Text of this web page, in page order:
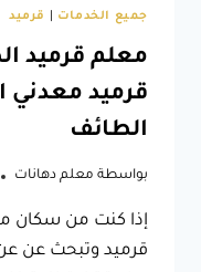
جميع الخدمات قرميد
قرميد معدني
الطائف
بواسطة معلم دهانات
إذا كنت من سكان
قرميد وتبحث عن